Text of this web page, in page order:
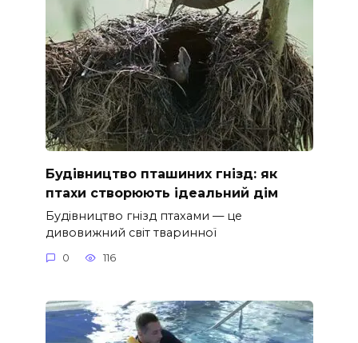
Будівництво пташиних гнізд: як
птахи створюють ідеальний дім
Будівництво гнізд птахами — це
дивовижний світ тваринної
0 116